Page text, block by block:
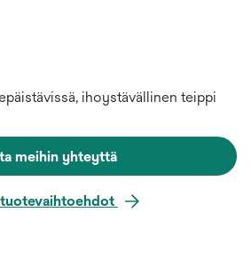
ihoystävällinen teippi
meihin yhteyttä